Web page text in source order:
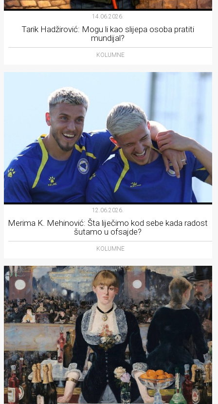
14.06.2026.
Tarik Hadžirović: Mogu li kao slijepa osoba pratiti
mundijal?
KOLUMNE
12.06.2026.
Merima K. Mehinović: Šta liječimo kod sebe kada radost
šutamo u ofsajde?
KOLUMNE